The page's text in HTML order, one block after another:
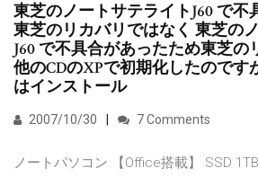
東芝のノートサテライトJ60 で不
東芝のリカバリではなく 東芝の
J60 で不具合があったため東芝の
他のCDのXPで初期化したのです
はインストール
2007/10/30 7 Comments
ノートパソコン 【Office搭載】 SSD